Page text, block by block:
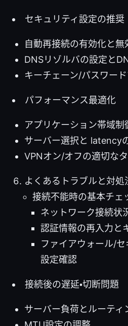
セキュリティ設定の推奨
自動再接続の有効化と
DNSリゾルバの設定と
キーチェーン/パスワー
パフォーマンス最適化
アプリケーション帯域制
サーバー選択と latency
VPNオン/オフの適切な
よくあるトラブルと対処
接続不能時の基本チェ
ネットワーク接続状
認証情報の再入力と
ファイアウォール/
設定確認
接続後の遅延・切断問題
サーバー負荷とルーティ